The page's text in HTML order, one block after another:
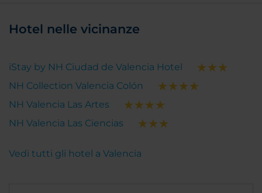
Hotel nelle vicinanze
iStay by NH Ciudad de Valencia Hotel
NH Collection Valencia Colón
NH Valencia Las Artes
NH Valencia Las Ciencias
Vedi tutti gli hotel a Valencia